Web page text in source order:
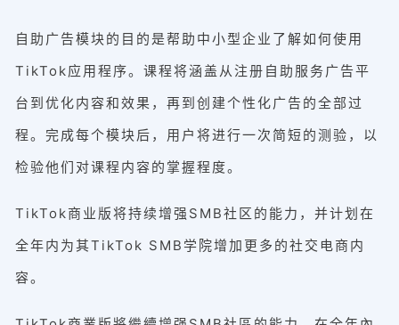
自助广告模块的目的是帮助中小型企业了解如何使用
TikTok应用程序。课程将涵盖从注册自助服务广告平
台到优化内容和效果，再到创建个性化广告的全部过
程。完成每个模块后，用户将进行一次简短的测验，以
检验他们对课程内容的掌握程度。
TikTok商业版将持续增强SMB社区的能力，并计划在
全年内为其TikTok SMB学院增加更多的社交电商内
容。